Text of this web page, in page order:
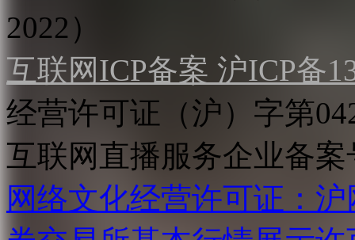
2022）
互联网ICP备案 沪ICP备
经营许可证（沪）字第
互联网直播服务企业备案
网络文化经营许可证：